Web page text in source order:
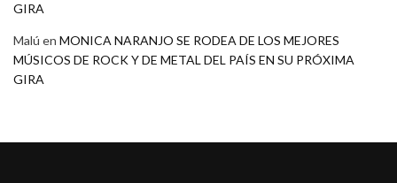
GIRA
Malú en MONICA NARANJO SE RODEA DE LOS MEJORES
MÚSICOS DE ROCK Y DE METAL DEL PAÍS EN SU PRÓXIMA
GIRA